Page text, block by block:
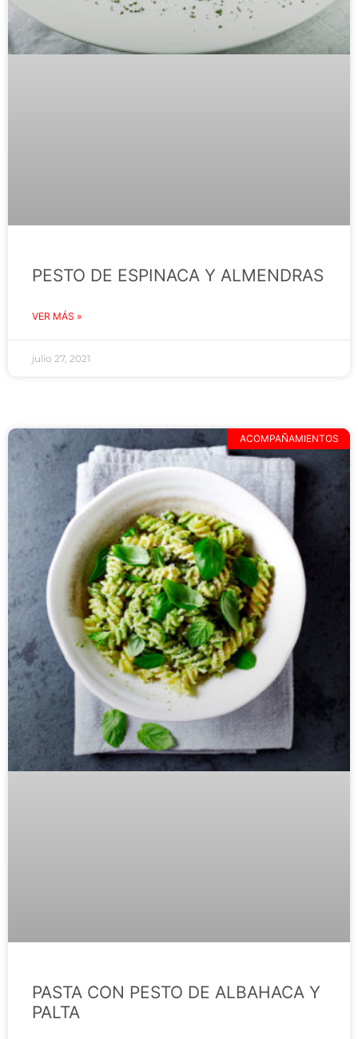
PESTO DE ESPINACA Y ALMENDRAS
VER MÁS »
julio 27, 2021
ACOMPAÑAMIENTOS
PASTA CON PESTO DE ALBAHACA Y
PALTA